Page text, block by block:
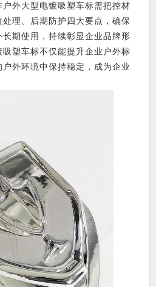
外大型电镀吸塑车标需把控材
理、后期防护四大要点，确保
期使用，持续彰显企业品牌形
塑车标不仅能提升企业户外标
外环境中保持稳定，成为企业